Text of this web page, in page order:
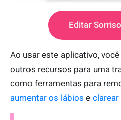
Editar
Ao usar este aplicativo,
outros recursos para uma
como ferramentas para
aumentar os lábios e